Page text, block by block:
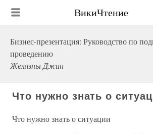
ВикиЧтение
Бизнес-презентация: Руководство по
проведению
Желязны Джин
Что нужно знать о
Что нужно знать о ситуации